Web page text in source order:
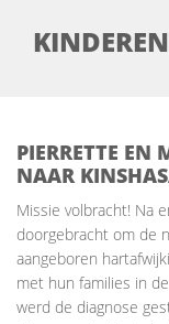
PIERRETTE EN
NAAR
Missie volbracht! Na
doorgebracht om de
aangeboren
met hun families in
werd de diagnose